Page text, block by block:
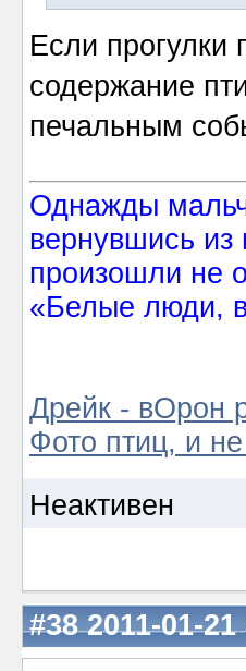
Если прогулки
содержание
печальным
Однажды
вернувшись
произошли не
«Белые люди,
Дрейк - вОрон
Фото птиц, и не
Неактивен
#382011-01-